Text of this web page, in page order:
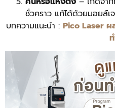
ชั่วคราว แก้ได้ด้วยมอยส์เ
บทความแนะนำ : Pico Laser ผ